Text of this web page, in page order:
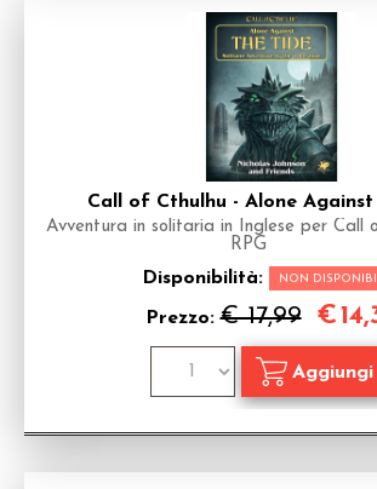
Call of Cthulhu - Alone
Avventura in solitaria in Inglese per Call
RPG
Disponibilità: NON
Prezzo:€ 17,99 €